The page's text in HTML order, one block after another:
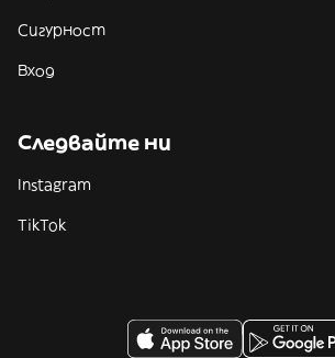
Сигурност
Вход
Следвайте ни
Instagram
TikTok